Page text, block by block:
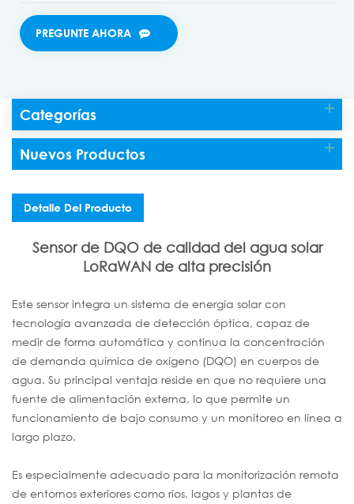
PREGUNTE AHORA
Categorías
Nuevos Productos
Detalle Del Producto
Sensor de DQO de calidad del agua solar
LoRaWAN de alta precisión
Este sensor integra un sistema de energía solar con
tecnología avanzada de detección óptica, capaz de
medir de forma automática y continua la concentración
de demanda química de oxígeno (DQO) en cuerpos de
agua. Su principal ventaja reside en que no requiere una
fuente de alimentación externa, lo que permite un
funcionamiento de bajo consumo y un monitoreo en línea a
largo plazo.
Es especialmente adecuado para la monitorización remota
de entornos exteriores como ríos, lagos y plantas de